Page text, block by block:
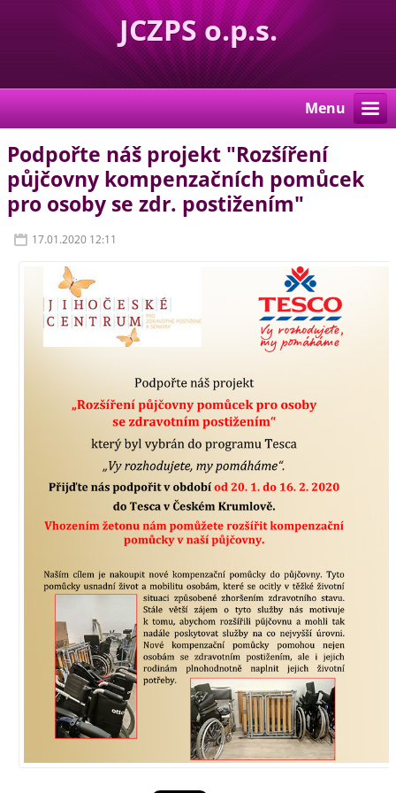
JCZPS o.p.s.
Menu
Podpořte náš projekt "Rozšíření
půjčovny kompenzačních pomůcek
pro osoby se zdr. postižením"
17.01.2020 12:11